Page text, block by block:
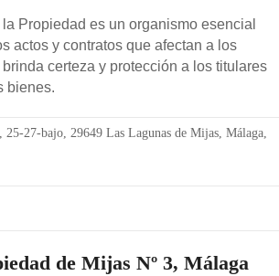
Propiedad es un organismo esencial
actos y contratos que afectan a los
certeza y protección a los titulares
bienes.
27-bajo, 29649 Las Lagunas de Mijas, Málaga,
de Mijas Nº 3, Málaga